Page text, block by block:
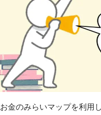
お金のみらいマップを利用